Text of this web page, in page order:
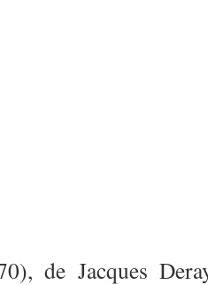
de Jacques